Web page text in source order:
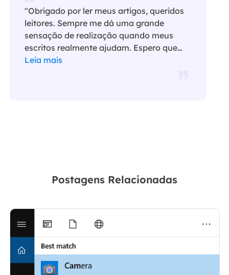
"Obrigado por ler meus artigos, queridos
leitores. Sempre me dá uma grande
sensação de realização quando meus
escritos realmente ajudam. Espero que
gostem de sua estadia no EaseUS e
Leia mais
Postagens Relacionadas